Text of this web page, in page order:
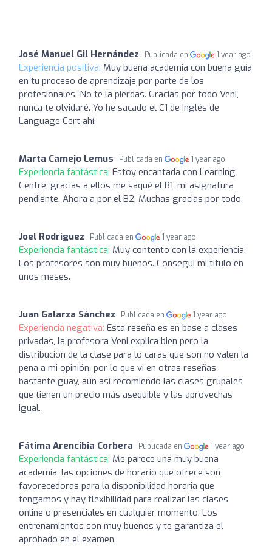
José Manuel Gil Hernández Publicada en 1 year ago
Experiencia positiva: Muy buena academia con buena guía
en tu proceso de aprendizaje por parte de los
profesionales. No te la pierdas. Gracias por todo Veni,
nunca te olvidaré. Yo he sacado el C1 de Inglés de
Language Cert ahí.
Marta Camejo Lemus Publicada en 1 year ago
Experiencia fantástica: Estoy encantada con Learning
Centre, gracias a ellos me saqué el B1, mi asignatura
pendiente. Ahora a por el B2. Muchas gracias por todo.
Joel Rodriguez Publicada en 1 year ago
Experiencia fantástica: Muy contento con la experiencia.
Los profesores son muy buenos. Consegui mi titulo en
unos meses.
Juan Galarza Sánchez Publicada en 1 year ago
Experiencia negativa: Esta reseña es en base a clases
privadas, la profesora Veni explica bien pero la
distribución de la clase para lo caras que son no valen la
pena a mi opinión, por lo que vi en otras reseñas
bastante guay, aún así recomiendo las clases grupales
que tienen un precio más asequible y las aprovechas
igual.
Fátima Arencibia Corbera Publicada en 1 year ago
Experiencia fantástica: Me parece una muy buena
academia, las opciones de horario que ofrece son
favorecedoras para la disponibilidad horaria que
tengamos y hay flexibilidad para realizar las clases
online o presenciales en cualquier momento. Los
entrenamientos son muy buenos y te garantiza el
aprobado en el examen